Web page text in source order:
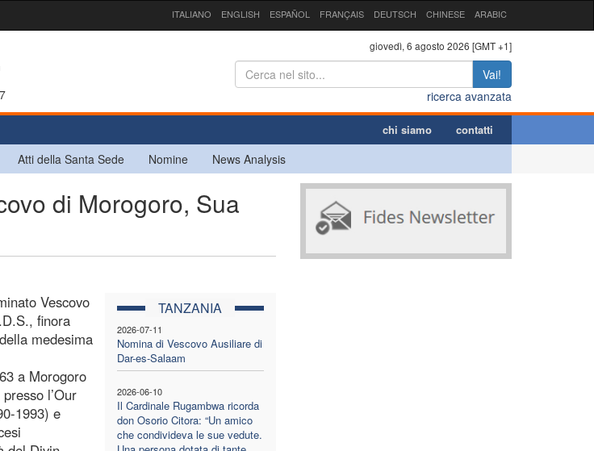
ITALIANO ENGLISH ESPAÑOL FRANÇAIS DEUTSCH CHINESE ARABIC
giovedì, 6 agosto 2026 [GMT +1]
Vai!
ricerca avanzata
chi siamo contatti
Atti della Santa Sede Nomine News Analysis
di Morogoro, Sua
TANZANIA
2026-07-11
Nomina di Vescovo Ausiliare di
Dar-es-Salaam
2026-06-10
Il Cardinale Rugambwa ricorda
don Osorio Citora: “Un amico
che condivideva le sue vedute.
Vescovo
finora
medesima
a Morogoro
l’Our
1993) e